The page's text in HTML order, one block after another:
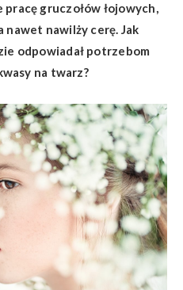
pracę gruczołów łojowych,
nawet nawilży cerę. Jak
odpowiadał potrzebom
na twarz?